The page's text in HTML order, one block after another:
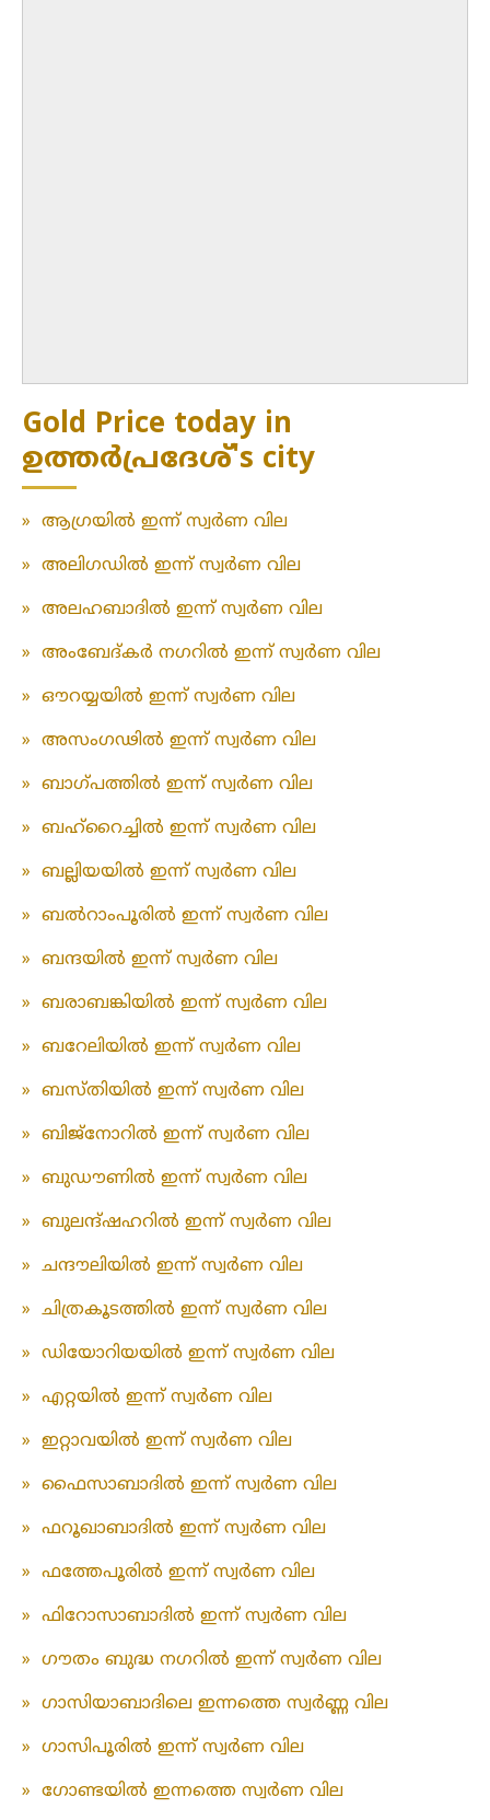
Gold Price today in
ഉത്തർപ്രദേശ്'s city
» ആഗ്രയിൽ ഇന്ന് സ്വർണ വില
» അലിഗഡിൽ ഇന്ന് സ്വർണ വില
» അലഹബാദിൽ ഇന്ന് സ്വർണ വില
» അംബേദ്കർ നഗറിൽ ഇന്ന് സ്വർണ വില
» ഔറയ്യയിൽ ഇന്ന് സ്വർണ വില
» അസംഗഢിൽ ഇന്ന് സ്വർണ വില
» ബാഗ്പത്തിൽ ഇന്ന് സ്വർണ വില
» ബഹ്‌റൈച്ചിൽ ഇന്ന് സ്വർണ വില
» ബല്ലിയയിൽ ഇന്ന് സ്വർണ വില
» ബൽറാംപൂരിൽ ഇന്ന് സ്വർണ വില
» ബന്ദയിൽ ഇന്ന് സ്വർണ വില
» ബരാബങ്കിയിൽ ഇന്ന് സ്വർണ വില
» ബറേലിയിൽ ഇന്ന് സ്വർണ വില
» ബസ്തിയിൽ ഇന്ന് സ്വർണ വില
» ബിജ്‌നോറിൽ ഇന്ന് സ്വർണ വില
» ബുഡൗണിൽ ഇന്ന് സ്വർണ വില
» ബുലന്ദ്ഷഹറിൽ ഇന്ന് സ്വർണ വില
» ചന്ദൗലിയിൽ ഇന്ന് സ്വർണ വില
» ചിത്രകൂടത്തിൽ ഇന്ന് സ്വർണ വില
» ഡിയോറിയയിൽ ഇന്ന് സ്വർണ വില
» എറ്റയിൽ ഇന്ന് സ്വർണ വില
» ഇറ്റാവയിൽ ഇന്ന് സ്വർണ വില
» ഫൈസാബാദിൽ ഇന്ന് സ്വർണ വില
» ഫറൂഖാബാദിൽ ഇന്ന് സ്വർണ വില
» ഫത്തേപൂരിൽ ഇന്ന് സ്വർണ വില
» ഫിറോസാബാദിൽ ഇന്ന് സ്വർണ വില
» ഗൗതം ബുദ്ധ നഗറിൽ ഇന്ന് സ്വർണ വില
» ഗാസിയാബാദിലെ ഇന്നത്തെ സ്വർണ്ണ വില
» ഗാസിപൂരിൽ ഇന്ന് സ്വർണ വില
» ഗോണ്ടയിൽ ഇന്നത്തെ സ്വർണ വില